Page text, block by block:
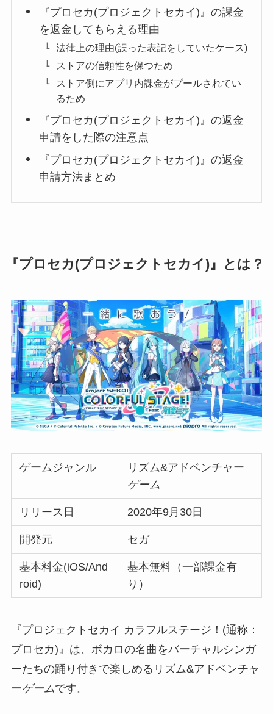
『プロセカ(プロジェクトセカイ)』の課金
を返金してもらえる理由
法律上の理由(誤った表記をしていたケース)
ストアの信頼性を保つため
ストア側にアプリ内課金がプールされてい
るため
『プロセカ(プロジェクトセカイ)』の返金
申請をした際の注意点
『プロセカ(プロジェクトセカイ)』の返金
申請方法まとめ
『プロセカ(プロジェクトセカイ)』とは？
ゲームジャンル
リズム&アドベンチャー
ゲーム
リリース日 2020年9月30日
開発元 セガ
基本料金(iOS/And
roid)
基本無料（一部課金有
り）
『プロジェクトセカイ カラフルステージ！(通称：
プロセカ)』は、ボカロの名曲をバーチャルシンガ
ーたちの踊り付きで楽しめるリズム&アドベンチャ
ーゲームです。